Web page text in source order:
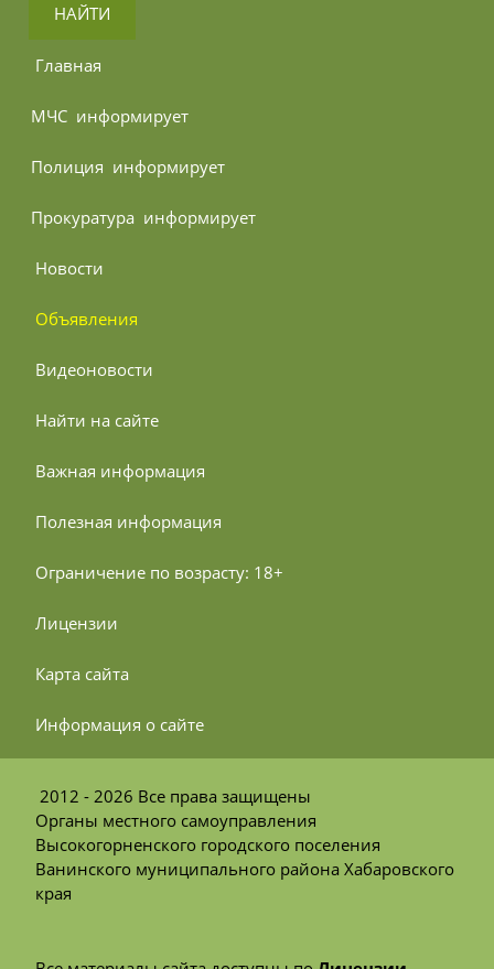
НАЙТИ
Главная
МЧС информирует
Полиция информирует
Прокуратура информирует
Новости
Объявления
Видеоновости
Найти на сайте
Важная информация
Полезная информация
Ограничение по возрасту: 18+
Лицензии
Карта сайта
Информация о сайте
2012 - 2026 Все права защищены
Органы местного самоуправления
Высокогорненского городского поселения
Ванинского муниципального района Хабаровского
края